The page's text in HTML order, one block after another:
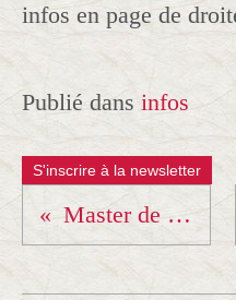
infos en page de
Publié dans infos
S'inscrire à la newsletter
Master de Fontaine